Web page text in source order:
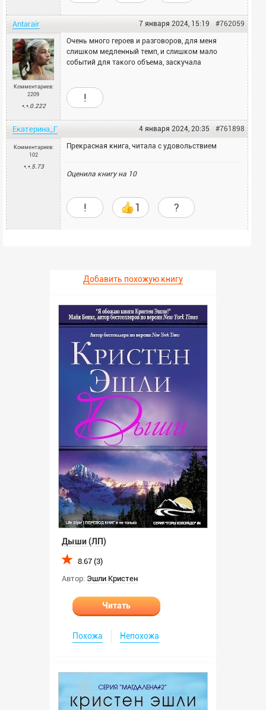
Antarair #762059
7 января 2024, 15:19
Комментариев:
2209
*.*.0.222
Очень много героев и разговоров, для меня
слишком медленный темп, и слишком мало
событий для такого объема, заскучала
!
Екатерина_Г #761898
4 января 2024, 20:35
Комментариев:
102
*.*.5.73
Прекрасная книга, читала с удовольствием
Оценила книгу на 10
! 1 ?
Добавить похожую книгу
Дыши (ЛП)
8.67 (3)
Автор: Эшли Кристен
Читать
Похожа Непохожа